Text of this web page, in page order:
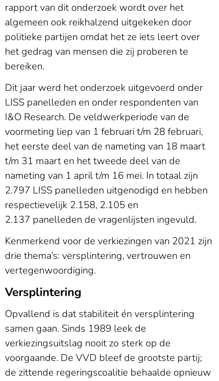
rapport van dit onderzoek wordt over het
algemeen ook reikhalzend uitgekeken door
politieke partijen omdat het ze iets leert over
het gedrag van mensen die zij proberen te
bereiken.
Dit jaar werd het onderzoek uitgevoerd onder
LISS panelleden en onder respondenten van
I&O Research. De veldwerkperiode van de
voormeting liep van 1 februari t/m 28 februari,
het eerste deel van de nameting van 18 maart
t/m 31 maart en het tweede deel van de
nameting van 1 april t/m 16 mei. In totaal zijn
2.797 LISS panelleden uitgenodigd en hebben
respectievelijk 2.158, 2.105 en
2.137 panelleden de vragenlijsten ingevuld.
Kenmerkend voor de verkiezingen van 2021 zijn
drie thema’s: versplintering, vertrouwen en
vertegenwoordiging.
Versplintering
Opvallend is dat stabiliteit én versplintering
samen gaan. Sinds 1989 leek de
verkiezingsuitslag nooit zo sterk op de
voorgaande. De VVD bleef de grootste partij;
de zittende regeringscoalitie behaalde opnieuw